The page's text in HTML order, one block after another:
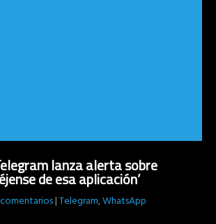
lanza alerta sobre
de esa aplicación’
|Telegram,WhatsApp